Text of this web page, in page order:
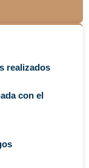
realizados
con el